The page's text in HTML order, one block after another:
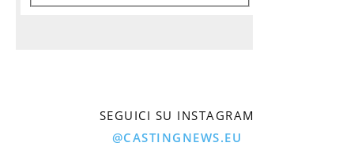
SEGUICI SU INSTAGRAM
@CASTINGNEWS.EU